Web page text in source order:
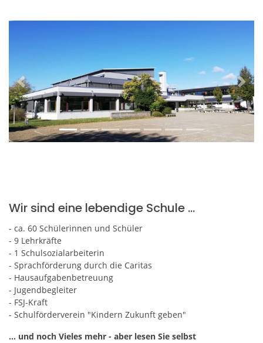
Previous Next
Wir sind eine lebendige Schule ...
- ca. 60 Schülerinnen und Schüler
- 9 Lehrkräfte
- 1 Schulsozialarbeiterin
- Sprachförderung durch die Caritas
- Hausaufgabenbetreuung
- Jugendbegleiter
- FSJ-Kraft
- Schulförderverein "Kindern Zukunft geben"
... und noch Vieles mehr - aber lesen Sie selbst